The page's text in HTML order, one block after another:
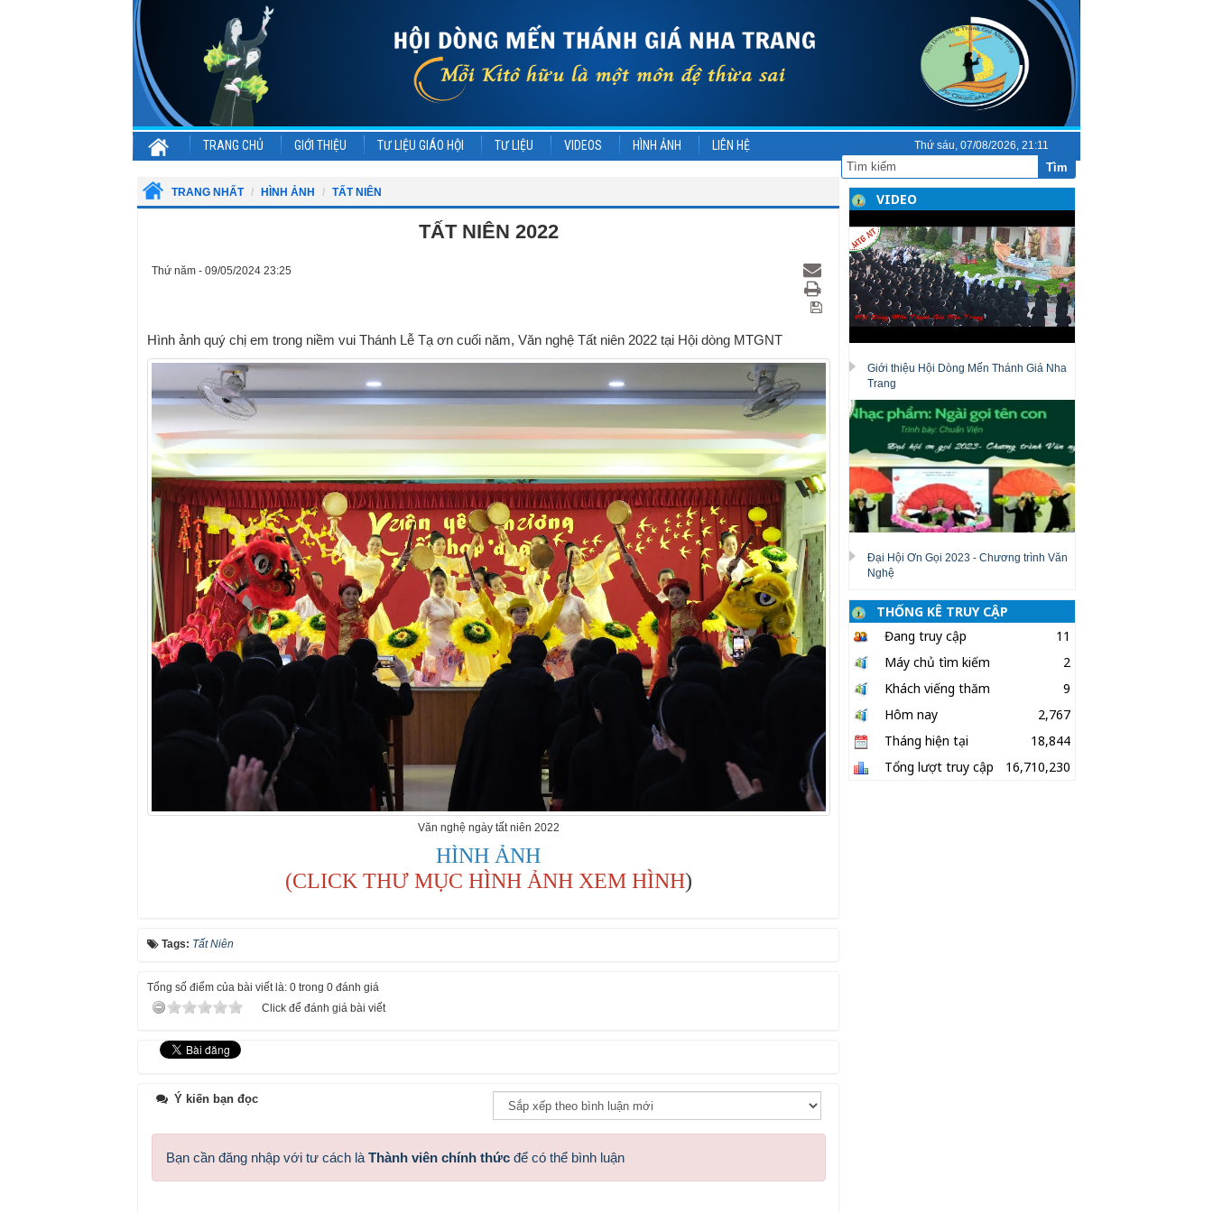
Tìm
TRANG CHỦ GIỚI THIỆU TƯ LIỆU GIÁO HỘI TƯ LIỆU VIDEOS HÌNH ẢNH LIÊN HỆ Thứ sáu, 07/08/2026, 21:11
TRANG NHẤT HÌNH ẢNH TẤT NIÊN
TẤT NIÊN 2022
Thứ năm - 09/05/2024 23:25
Hình ảnh quý chị em trong niềm vui Thánh Lễ Tạ ơn cuối năm, Văn nghệ Tất niên 2022 tại Hội dòng MTGNT
Văn nghệ ngày tất niên 2022
HÌNH ẢNH
(CLICK THƯ MỤC HÌNH ẢNH XEM HÌNH)
Tags: Tất Niên
Tổng số điểm của bài viết là: 0 trong 0 đánh giá
Click để đánh giá bài viết
Ý kiến bạn đọc
Bạn cần đăng nhập với tư cách làThành viên chính thức để có thể bình luận
VIDEO
Giới thiệu Hội Dòng Mến Thánh Giá Nha
Trang
Đại Hội Ơn Gọi 2023 - Chương trình Văn
Nghệ
THỐNG KÊ TRUY CẬP
Đang truy cập
11
Máy chủ tìm kiếm
2
Khách viếng thăm
9
Hôm nay
2,767
Tháng hiện tại
18,844
Tổng lượt truy cập
16,710,230